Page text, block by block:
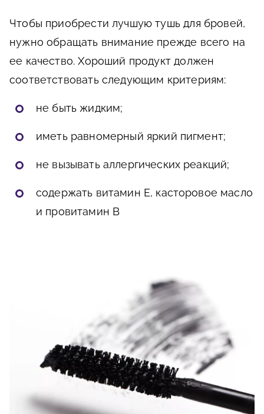
Чтобы приобрести лучшую тушь для бровей,
нужно обращать внимание прежде всего на
ее качество. Хороший продукт должен
соответствовать следующим критериям:
не быть жидким;
иметь равномерный яркий пигмент;
не вызывать аллергических реакций;
содержать витамин E, касторовое масло
и провитамин B